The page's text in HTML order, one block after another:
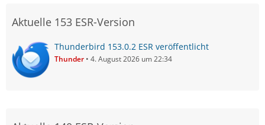
Aktuelle 153 ESR-Version
Thunderbird 153.0.2 ESR veröffentlicht
Thunder 4. August 2026 um 22:34